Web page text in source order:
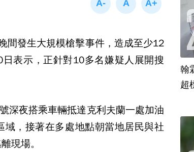
間發生大規模槍擊事件，造成至少12
表示，正針對10多名嫌疑人展開搜
深夜搭乘車輛抵達克利夫蘭一處加油
，接著在多處地點朝當地居民與社
現場。
翰
超